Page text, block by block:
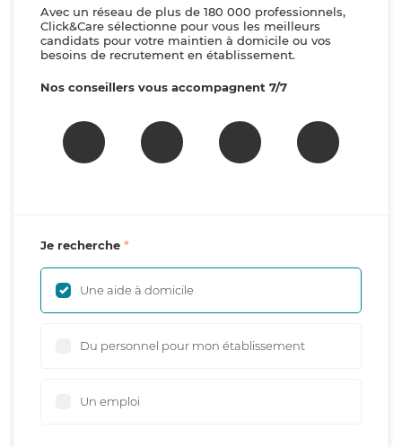
Avec un réseau de plus de 180 000 professionnels,
Click&Care sélectionne pour vous les meilleurs
candidats pour votre maintien à domicile ou vos
besoins de recrutement en établissement.
Nos conseillers vous accompagnent 7/7
Je recherche
Une aide à domicile
Du personnel pour mon établissement
Un emploi